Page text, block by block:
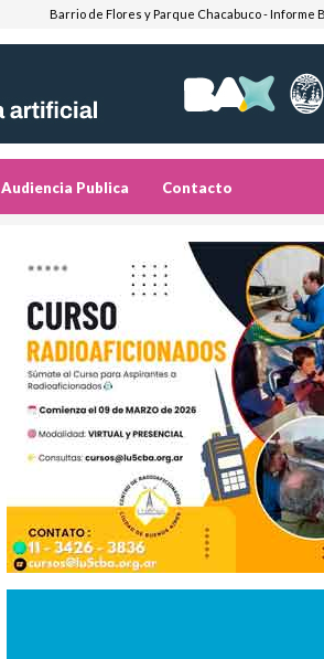
Barrio de Flores y Parque Chacabuco - Informe
Audiencia Publica Contacto